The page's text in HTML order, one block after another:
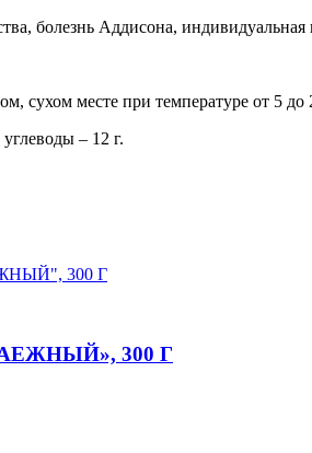
болезнь Аддисона, индивидуальная
сухом месте при температуре от 5
– 12 г.
300 Г